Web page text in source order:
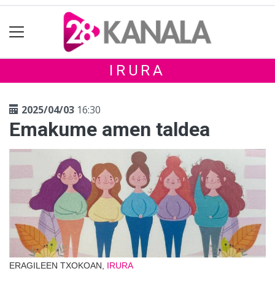
IRURA
2025/04/03 16:30
Emakume amen taldea
ERAGILEEN TXOKOAN, IRURA